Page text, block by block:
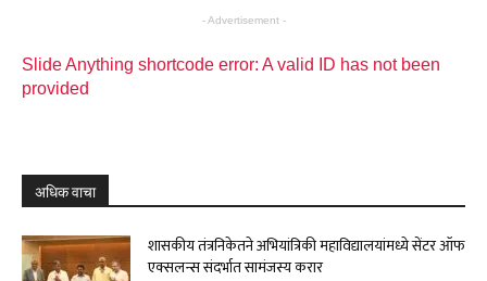
- Advertisement -
Slide Anything shortcode error: A valid ID has not been
provided
अधिक वाचा
शासकीय तंत्रनिकेतने अभियांत्रिकी महाविद्यालयांमध्ये सेंटर ऑफ
एक्सलन्स संदर्भात सामंजस्य करार